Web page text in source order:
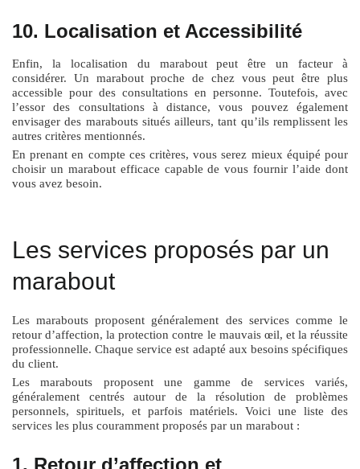
10. Localisation et Accessibilité
Enfin, la localisation du marabout peut être un facteur à
considérer. Un marabout proche de chez vous peut être plus
accessible pour des consultations en personne. Toutefois, avec
l’essor des consultations à distance, vous pouvez également
envisager des marabouts situés ailleurs, tant qu’ils remplissent les
autres critères mentionnés.
En prenant en compte ces critères, vous serez mieux équipé pour
choisir un marabout efficace capable de vous fournir l’aide dont
vous avez besoin.
Les services proposés par un
marabout
Les marabouts proposent généralement des services comme le
retour d’affection, la protection contre le mauvais œil, et la réussite
professionnelle. Chaque service est adapté aux besoins spécifiques
du client.
Les marabouts proposent une gamme de services variés,
généralement centrés autour de la résolution de problèmes
personnels, spirituels, et parfois matériels. Voici une liste des
services les plus couramment proposés par un marabout :